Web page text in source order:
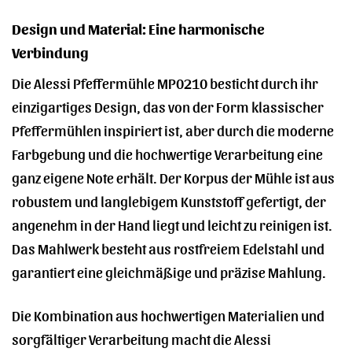
Design und Material: Eine harmonische
Verbindung
Die Alessi Pfeffermühle MP0210 besticht durch ihr
einzigartiges Design, das von der Form klassischer
Pfeffermühlen inspiriert ist, aber durch die moderne
Farbgebung und die hochwertige Verarbeitung eine
ganz eigene Note erhält. Der Korpus der Mühle ist aus
robustem und langlebigem Kunststoff gefertigt, der
angenehm in der Hand liegt und leicht zu reinigen ist.
Das Mahlwerk besteht aus rostfreiem Edelstahl und
garantiert eine gleichmäßige und präzise Mahlung.
Die Kombination aus hochwertigen Materialien und
sorgfältiger Verarbeitung macht die Alessi